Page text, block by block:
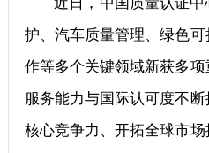
护、汽车质量管理、绿色
作等多个关键领域新获多
服务能力与国际认可度不
核心竞争力、开拓全球市